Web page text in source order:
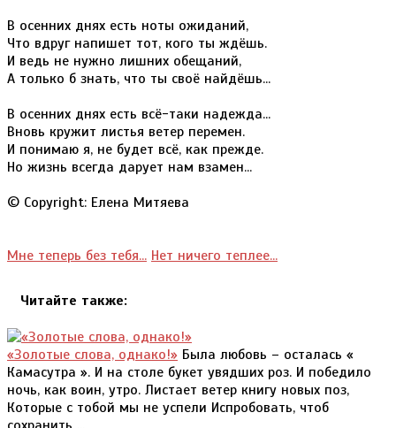
В осенних днях есть ноты ожиданий,
Что вдруг напишет тот, кого ты ждёшь.
И ведь не нужно лишних обещаний,
А только б знать, что ты своё найдёшь...
В осенних днях есть всё-таки надежда...
Вновь кружит листья ветер перемен.
И понимаю я, не будет всё, как прежде.
Но жизнь всегда дарует нам взамен...
© Copyright: Елена Митяева
Мне теперь без тебя... Нет ничего теплее...
Читайте также:
«Золотые слова, однако!» Была любовь – осталась «
Камасутра ». И на столе букет увядших роз. И победило
ночь, как воин, утро. Листает ветер книгу новых поз,
Которые с тобой мы не успели Испробовать, чтоб